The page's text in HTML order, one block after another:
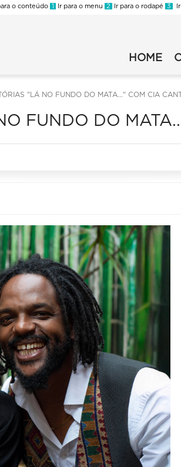
o conteúdo 1 Ir para o menu 2 Ir para o rodapé 3 Ir
principal
HOME
"LÁ NO FUNDO DO MATA..." COM CIA
FUNDO DO